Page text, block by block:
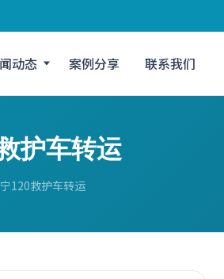
动态 案例分享 联系我们
护车转运
120救护车转运